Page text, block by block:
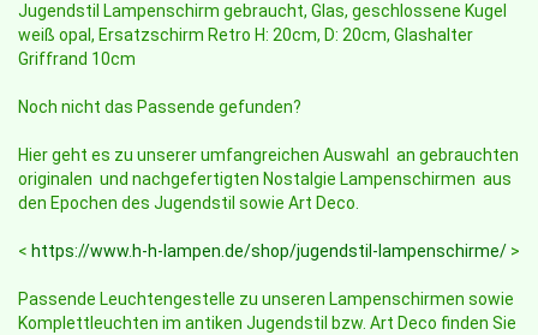
Jugendstil Lampenschirm gebraucht, Glas, geschlossene Kugel
weiß opal, Ersatzschirm Retro H: 20cm, D: 20cm, Glashalter
Griffrand 10cm
Noch nicht das Passende gefunden?
Hier geht es zu unserer umfangreichen Auswahl an gebrauchten
originalen und nachgefertigten Nostalgie Lampenschirmen aus
den Epochen des Jugendstil sowie Art Deco.
< https://www.h-h-lampen.de/shop/jugendstil-lampenschirme/ >
Passende Leuchtengestelle zu unseren Lampenschirmen sowie
Komplettleuchten im antiken Jugendstil bzw. Art Deco finden Sie